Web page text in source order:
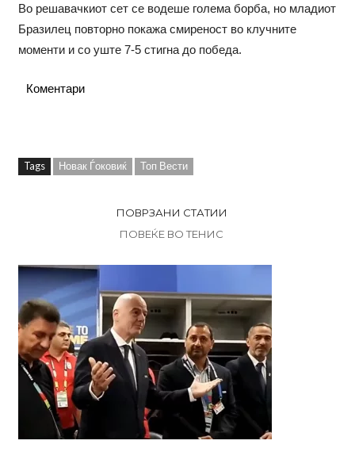
Во решавачкиот сет се водеше голема борба, но младиот
Бразилец повторно покажа смиреност во клучните
моменти и со уште 7-5 стигна до победа.
Коментари
Tags Новак Ѓоковиќ Топ Вести
ПОВРЗАНИ СТАТИИ
ПОВЕЌЕ ВО ТЕНИС